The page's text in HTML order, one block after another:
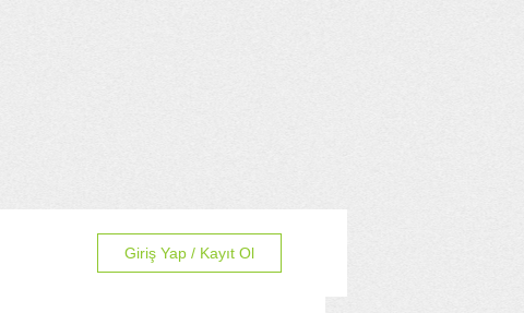
Giriş Yap / Kayıt Ol